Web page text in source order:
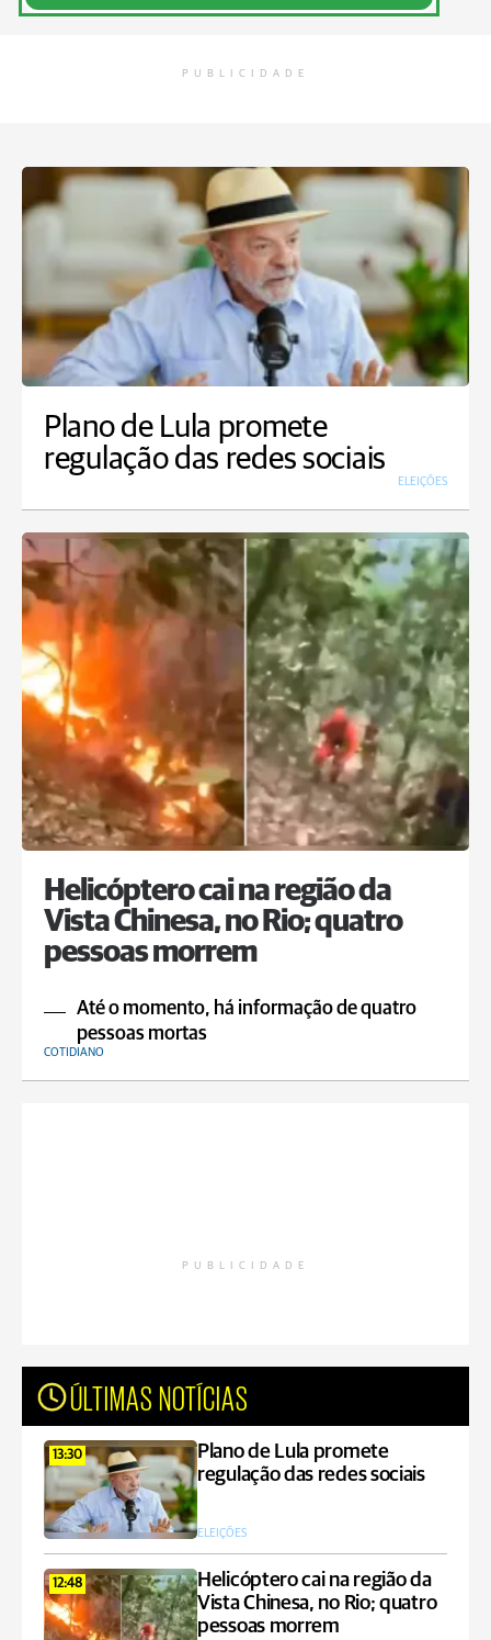
PUBLICIDADE
Plano de Lula promete
regulação das redes sociais
ELEIÇÕES
Helicóptero cai na região da
Vista Chinesa, no Rio; quatro
pessoas morrem
Até o momento, há informação de quatro
pessoas mortas
COTIDIANO
PUBLICIDADE
ÚLTIMAS NOTÍCIAS
13:30
Plano de Lula promete
regulação das redes sociais
ELEIÇÕES
12:48
Helicóptero cai na região da
Vista Chinesa, no Rio; quatro
pessoas morrem